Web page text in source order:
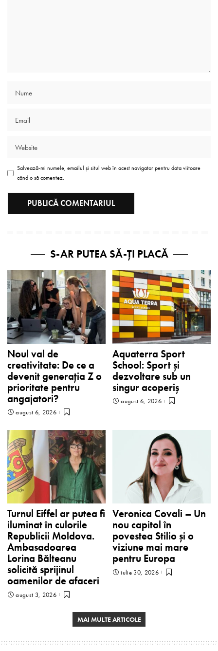
Salvează-mi numele, emailul și situl web în acest navigator pentru data viitoare
când o să comentez.
S-AR PUTEA SĂ-ȚI PLACĂ
Noul val de
creativitate: De ce a
devenit generația Z o
prioritate pentru
angajatori?
august 6, 2026
Aquaterra Sport
School: Sport și
dezvoltare sub un
singur acoperiș
august 6, 2026
Turnul Eiffel ar putea fi
iluminat în culorile
Republicii Moldova.
Ambasadoarea
Lorina Bălteanu
solicită sprijinul
oamenilor de afaceri
august 3, 2026
Veronica Covali – Un
nou capitol în
povestea Stilio și o
viziune mai mare
pentru Europa
iulie 30, 2026
MAI MULTE ARTICOLE